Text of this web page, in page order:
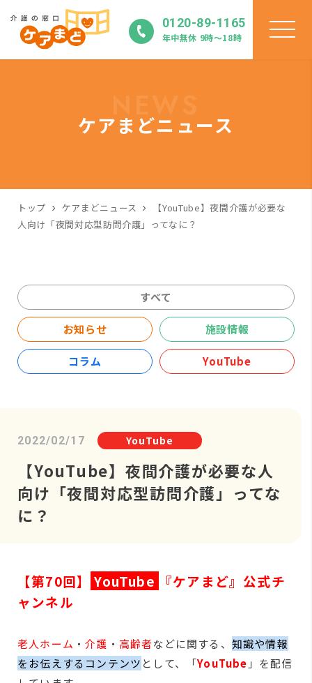
0120-89-1165
年中無休 9時〜18時
ケアまどニュース
トップ ケアまどニュース
【YouTube】夜間介護が必要な
人向け「夜間対応型訪問介護」ってなに？
すべて
お知らせ 施設情報
コラム YouTube
2022/02/17 YouTube
【YouTube】夜間介護が必要な人
向け「夜間対応型訪問介護」ってな
に？
【第70回】 YouTube
『ケアまど』公式チ
ャンネル
老人ホーム ・介護 ・ 高齢者などに関する、 知識や情報
をお伝えするコンテンツ として、「YouTube 」を配信